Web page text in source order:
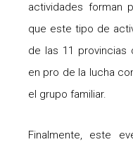
actividades forman
que este tipo de
de las 11 provincias
en pro de la lucha
el grupo familiar.
Finalmente, este